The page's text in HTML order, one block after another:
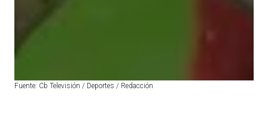
Fuente: Cb Televisión / Deportes / Redacción